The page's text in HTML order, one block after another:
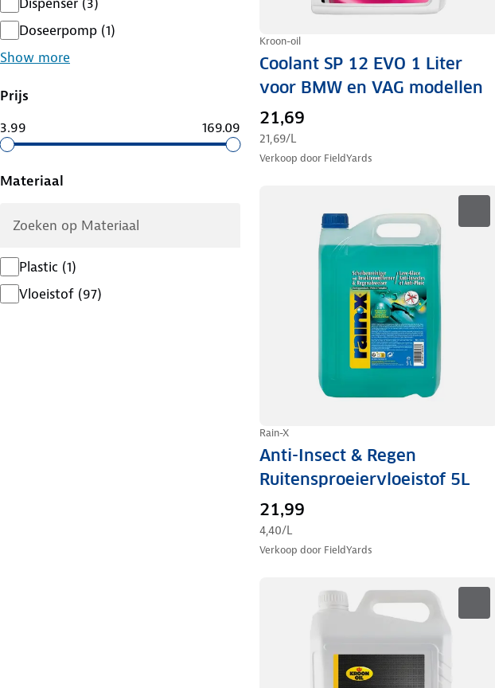
Doseerpomp (1)
Show more
Prijs
3.99
169.09
Materiaal
Plastic (1)
Vloeistof (97)
Kroon-oil
Coolant SP 12 EVO 1 Liter
voor BMW en VAG modellen
21,69
21,69/L
Verkoop door FieldYards
Rain-X
Anti-Insect & Regen
Ruitensproeiervloeistof 5L
21,99
4,40/L
Verkoop door FieldYards